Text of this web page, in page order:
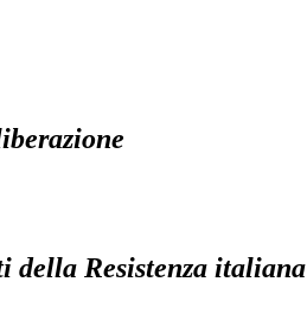
della Resistenza italiana